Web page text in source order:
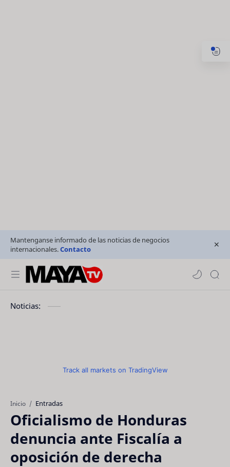
Mantenganse informado de las noticias de negocios
internacionales.Contacto
Noticias:
Track all markets on TradingView
Inicio Entradas
Oficialismo de Honduras
denuncia ante Fiscalía a
oposición de derecha